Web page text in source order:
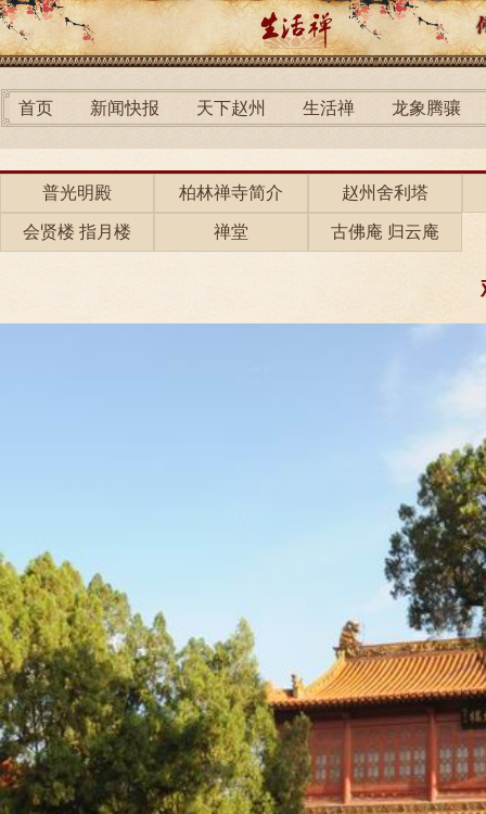
首页 新闻快报 天下赵州 生活禅 龙象腾骧
普光明殿 柏林禅寺简介 赵州舍利塔
会贤楼 指月楼 禅堂 古佛庵 归云庵